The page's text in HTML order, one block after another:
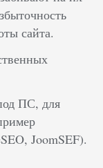
сайта.
ПС, для
JoomSEF).